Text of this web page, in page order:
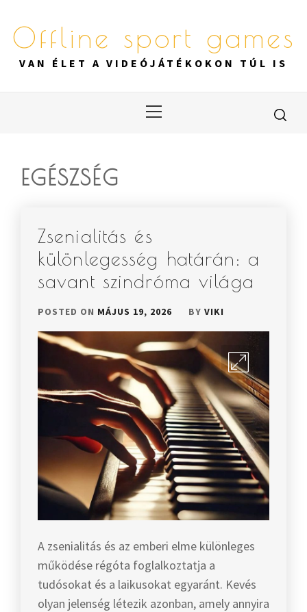
content
Offline sport games
VAN ÉLET A VIDEÓJÁTÉKOKON TÚL IS
Menu
EGÉSZSÉG
Zsenialitás és
különlegesség határán: a
savant szindróma világa
POSTED ON MÁJUS 19, 2026 BY VIKI
A zsenialitás és az emberi elme különleges
működése régóta foglalkoztatja a
tudósokat és a laikusokat egyaránt. Kevés
olyan jelenség létezik azonban, amely annyira